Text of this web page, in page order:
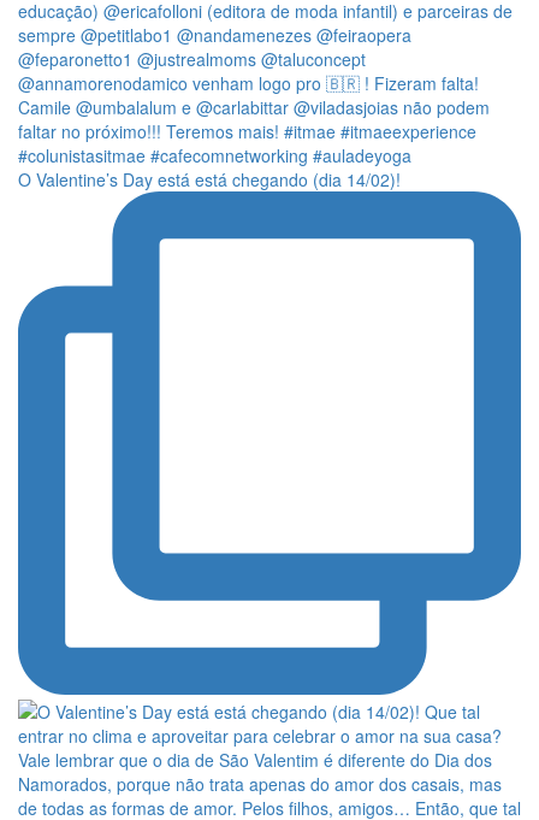
O Valentine’s Day está está chegando (dia 14/02)!